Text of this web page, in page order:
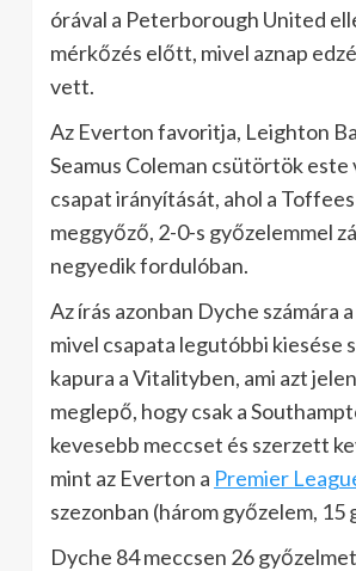
órával a Peterborough United
mérkőzés előtt, mivel aznap
vett.
Az Everton favoritja, Leighton
Seamus Coleman csütörtök este
csapat irányítását, ahol a
meggyőző, 2-0-s győzelemmel
negyedik fordulóban.
Az írás azonban Dyche számára
mivel csapata legutóbbi kiesése
kapura a Vitalityben, ami azt
meglepő, hogy csak a
kevesebb meccset és szerzett
mint az Everton a Premier
szezonban (három győzelem, 15
Dyche 84 meccsen 26